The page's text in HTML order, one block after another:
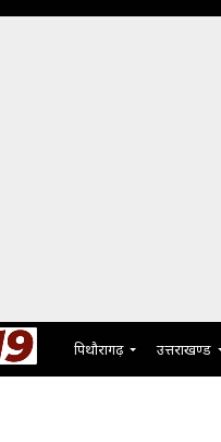
पिथौरागढ़ उत्तराखण्ड